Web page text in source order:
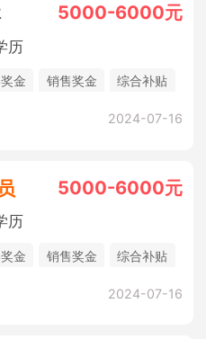
5000-6000元
历
金 销售奖金
综合补贴
2024-07-16
5000-6000元
历
金 销售奖金
综合补贴
2024-07-16